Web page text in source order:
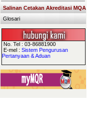
Salinan Cetakan Akreditasi MQA
Glosari
No. Tel : 03-86881900
E-mel : Sistem Pengurusan
Pertanyaan & Aduan